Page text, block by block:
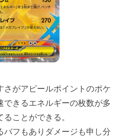
がアピールポイントのポケ
きるエネルギーの枚数が多
ことができる。
バフもありダメージも申し分